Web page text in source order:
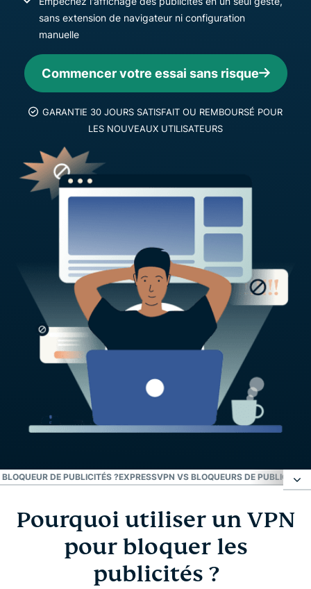
sans extension de navigateur ni configuration
manuelle
Commencer votre essai sans risque
GARANTIE 30 JOURS SATISFAIT OU REMBOURSÉ POUR
LES NOUVEAUX UTILISATEURS
DE PUBLICITÉS ?EXPRESSVPN VS BLOQUEURS DE PUBLICITÉS
Pourquoi utiliser un VPN pour bloquer les
publicités ?
Quels sont les avantages offerts par le bloqueur
Pourquoi utiliser un VPN
pour bloquer les
publicités ?